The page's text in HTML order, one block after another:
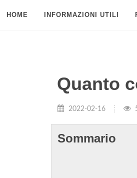
HOME INFORMAZIONI UTILI
Quanto
2022-02-16
Sommario